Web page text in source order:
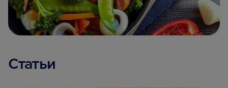
Статьи